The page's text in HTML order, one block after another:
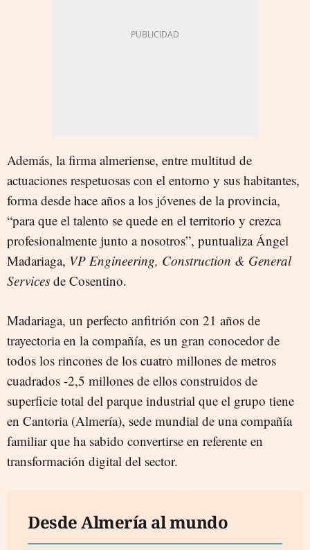
Además, la firma almeriense, entre multitud de
actuaciones respetuosas con el entorno y sus habitantes,
forma desde hace años a los jóvenes de la provincia,
“para que el talento se quede en el territorio y crezca
profesionalmente junto a nosotros”, puntualiza Ángel
Madariaga, VP Engineering, Construction & General
Services de Cosentino.
Madariaga, un perfecto anfitrión con 21 años de
trayectoria en la compañía, es un gran conocedor de
todos los rincones de los cuatro millones de metros
cuadrados -2,5 millones de ellos construidos de
superficie total del parque industrial que el grupo tiene
en Cantoria (Almería), sede mundial de una compañía
familiar que ha sabido convertirse en referente en
transformación digital del sector.
Desde Almería al mundo